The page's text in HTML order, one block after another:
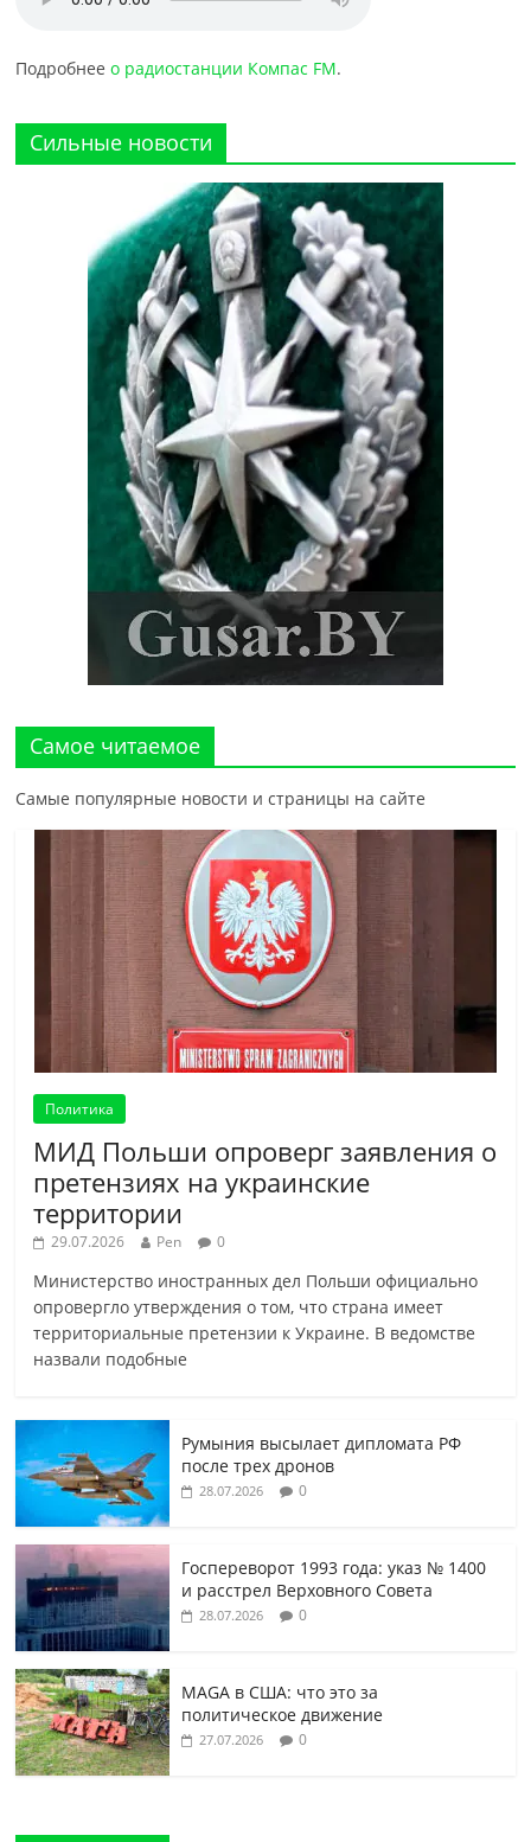
Подробнеео радиостанции Компас FM.
Сильные новости
Самое читаемое
Самые популярные новости и страницы на сайте
Политика
МИД Польши опроверг заявления о
претензиях на украинские
территории
29.07.2026 Pen 0
Министерство иностранных дел Польши официально
опровергло утверждения о том, что страна имеет
территориальные претензии к Украине. В ведомстве
назвали подобные
Румыния высылает дипломата РФ
после трех дронов
28.07.2026 0
Госпереворот 1993 года: указ № 1400
и расстрел Верховного Совета
28.07.2026 0
MAGA в США: что это за
политическое движение
27.07.2026 0